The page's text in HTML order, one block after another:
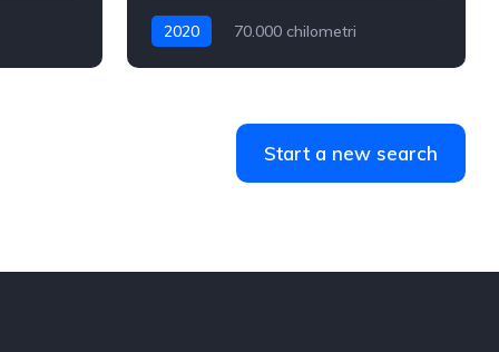
2020
70.000 chilometri
Start a new search